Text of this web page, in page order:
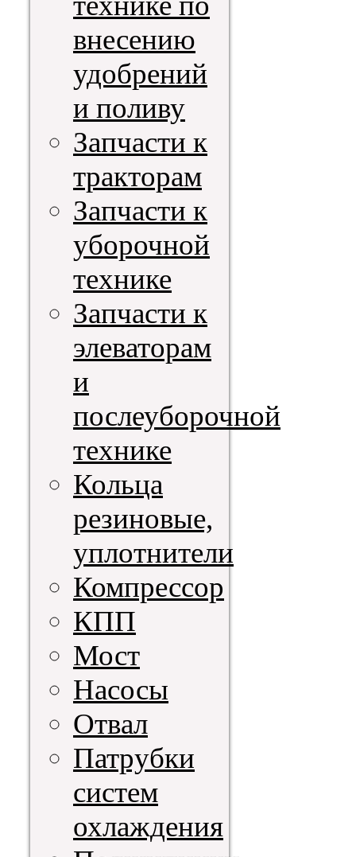
внесению
удобрений
и поливу
Запчасти к
тракторам
Запчасти к
уборочной
технике
Запчасти к
элеваторам
и
послеуборочной
технике
Кольца
резиновые,
уплотнители
Компрессор
КПП
Мост
Насосы
Отвал
Патрубки
систем
охлаждения